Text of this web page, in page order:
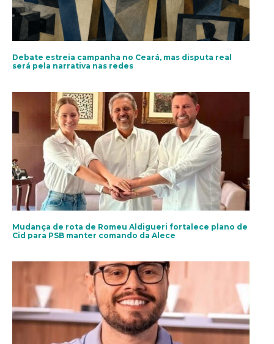
Debate estreia campanha no Ceará, mas disputa real
será pela narrativa nas redes
Mudança de rota de Romeu Aldigueri fortalece plano de
Cid para PSB manter comando da Alece